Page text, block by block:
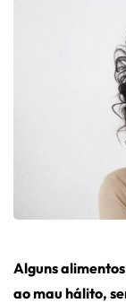
Alguns
ao mau hálito,